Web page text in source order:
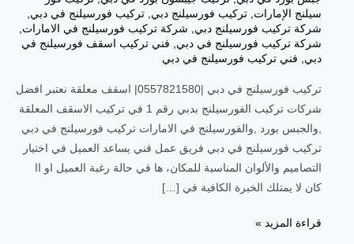
سيلنج الإمارات, تركيب فورسيلنج دبي, تركيب فورسيلنج في دبي,
شركة تركيب فورسيلنج دبي, شركة تركيب فورسيلنج في الامارات,
شركة تركيب فورسيلنج في دبي, فني تركيب اسقف فورسيلنج في
دبي, فني تركيب فورسيلنج في دبي
تركيب فورسيلنج في دبي |0557821580| اسقف معلقة نعتبر افضل
شركات تركيب الفورسيلنج بدبي رقم 1 في تركيب الاسقف المعلقة
,والجبس بورد ,والفورسيلنج في الامارات تركيب فورسيلنج في دبي
تركيب فورسيلنج في دبي فريق عمل فني يساعد العميل في اختيار
التصاميم والألوان المناسبة للمكان، ها في حالة رغبة العميل او اا
كان لا يمتلك الخبرة الكافية في […]
قراءة المزيد »